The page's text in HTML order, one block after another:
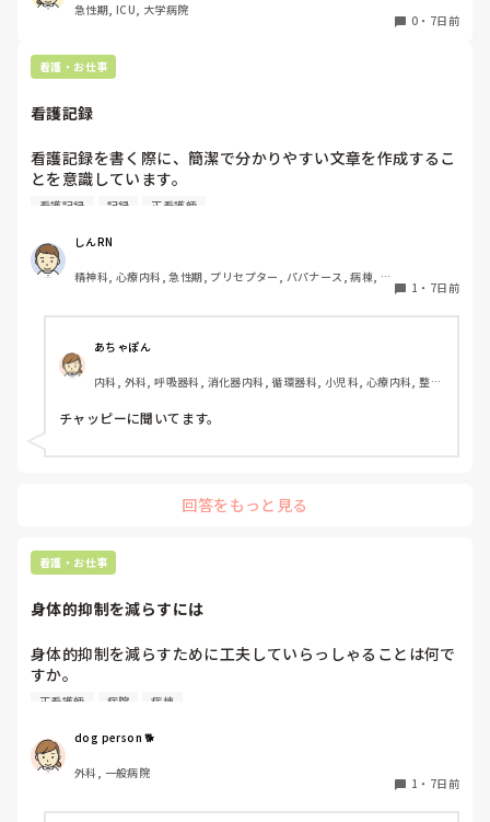
急性期, ICU, 大学病院
0 ・ 7日前
看護・お仕事
看護記録
看護記録を書く際に、簡潔で分かりやすい文章を作成するこ
とを意識しています。
しかし忙しい日は、必要な情報を漏れなく記録することとの
皆さんは看護記録を効率よく作成するために工夫しているこ
とはありますか。
看護記録 記録 正看護師
しんRN
精神科, 心療内科, 急性期, プリセプター, パパナース, 病棟, 老
1 ・ 7日前
あちゃぽん
内科, 外科, 呼吸器科, 消化器内科, 循環器科, 小児科, 心療内科, 整形
合診療科, 救急科, 超急性期, ICU, CCU, HCU, その他の科, ママナー
ス, 外来, 神経内科, 脳神経外科, NICU, 消化器外科, 一般病院, 慢性
チャッピーに聞いてます。
回答をもっと見る
看護・お仕事
身体的抑制を減らすには
身体的抑制を減らすために工夫していらっしゃることは何で
すか。
認知症の患者さんが多く入院しておられることも影響し、身
正看護師 病院 病棟
dog person 🐕
外科, 一般病院
1 ・ 7日前